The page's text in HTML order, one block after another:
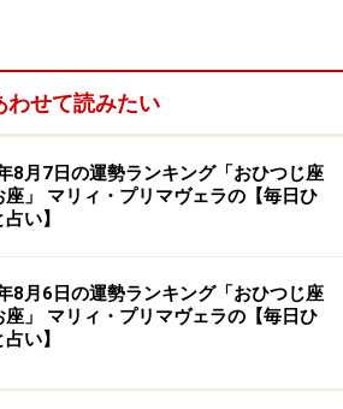
今週の運勢は？
手座（11月23日～12月21
わせて読みたい
8月7日の運勢ランキング「おひつじ座
座」 マリィ・プリマヴェラの【毎日ひ
い】
8月6日の運勢ランキング「おひつじ座
座」 マリィ・プリマヴェラの【毎日ひ
い】